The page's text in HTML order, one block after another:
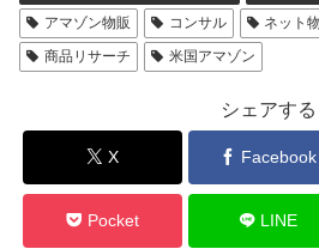
アマゾン物販
コンサル ネット
商品リサーチ
米国アマゾン
シェアする
X Facebook
Pocket LINE